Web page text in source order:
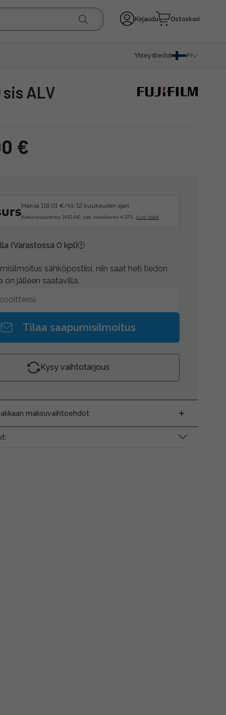
Kirjaudu Ostoskori
Yhteystiedot FI
ALV
€
Maksa 118.01 €/kk 12 kuukauden ajan.
Kokonaissumma 1410.6€, tod. vuosikorko 4.37%. Lue lisää
(Varastossa 0 kpl)
sähköpostiisi, niin saat heti tiedon
on jälleen saatavilla.
Tilaa saapumisilmoitus
Kysy vaihtotarjous
maksuvaihtoehdot